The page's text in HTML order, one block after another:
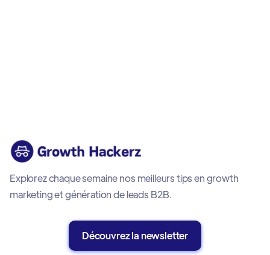
Explorez chaque semaine nos meilleurs tips en growth
marketing et génération de leads B2B.
Découvrez la newsletter